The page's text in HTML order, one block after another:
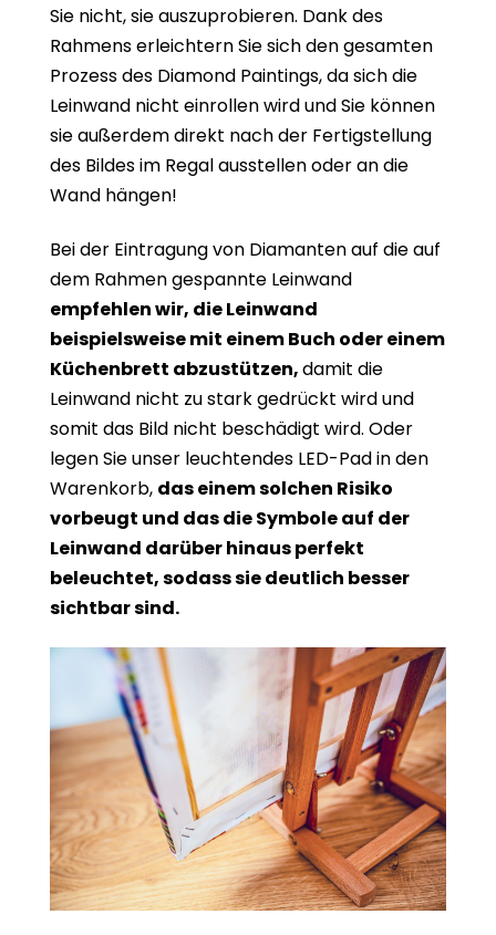
Sie nicht, sie auszuprobieren. Dank des
Rahmens erleichtern Sie sich den gesamten
Prozess des Diamond Paintings, da sich die
Leinwand nicht einrollen wird und Sie können
sie außerdem direkt nach der Fertigstellung
des Bildes im Regal ausstellen oder an die
Wand hängen!
Bei der Eintragung von Diamanten auf die auf
dem Rahmen gespannte Leinwand
empfehlen wir, die Leinwand
beispielsweise mit einem Buch oder einem
Küchenbrett abzustützen,damit die
Leinwand nicht zu stark gedrückt wird und
somit das Bild nicht beschädigt wird. Oder
legen Sie unser leuchtendes LED-Pad in den
Warenkorb, das einem solchen Risiko
vorbeugt und das die Symbole auf der
Leinwand darüber hinaus perfekt
beleuchtet, sodass sie deutlich besser
sichtbar sind.